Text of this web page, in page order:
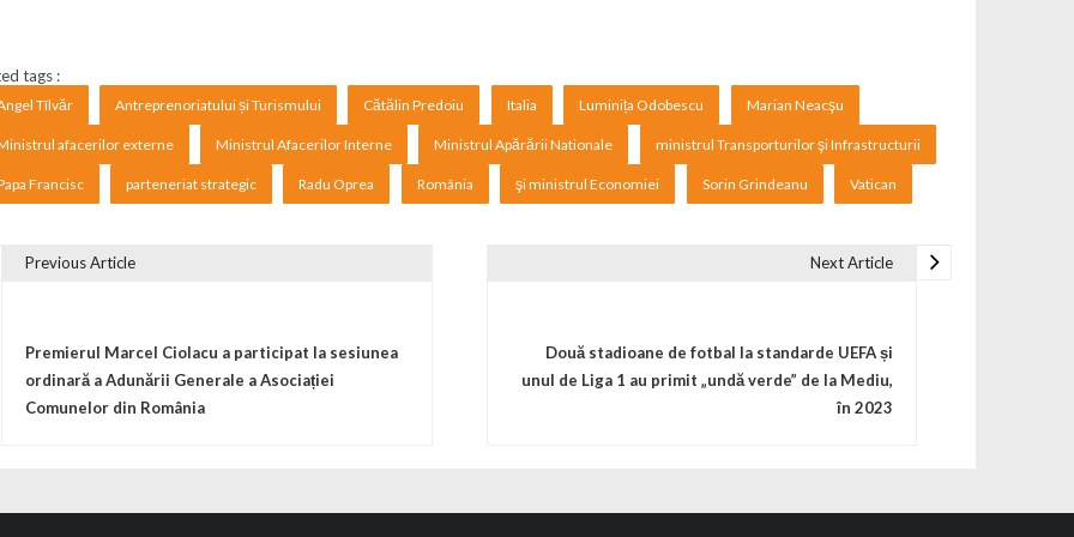
tags :
Tîlvăr Antreprenoriatului și Turismului Cătălin Predoiu Italia Luminița Odobescu Marian Neacşu
afacerilor externe Ministrul Afacerilor Interne Ministrul Apărării Nationale ministrul Transporturilor şi Infrastructurii
Francisc parteneriat strategic Radu Oprea România şi ministrul Economiei Sorin Grindeanu Vatican
Previous Article
Premierul Marcel Ciolacu a participat la sesiunea
ordinară a Adunării Generale a Asociației
Comunelor din România
Next Article
Două stadioane de fotbal la standarde UEFA și
unul de Liga 1 au primit „undă verde” de la Mediu,
în 2023